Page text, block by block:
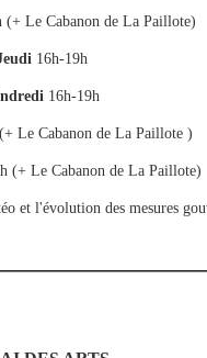
(+ Le Cabanon de La Paillote)
16h-19h
16h-19h
Le Cabanon de La Paillote )
(+ Le Cabanon de La Paillote)
et l'évolution des mesures